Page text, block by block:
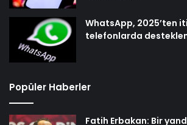
WhatsApp, 2025’ten
telefonlarda
Popüler Haberler
Fatih Erbakan: Bir